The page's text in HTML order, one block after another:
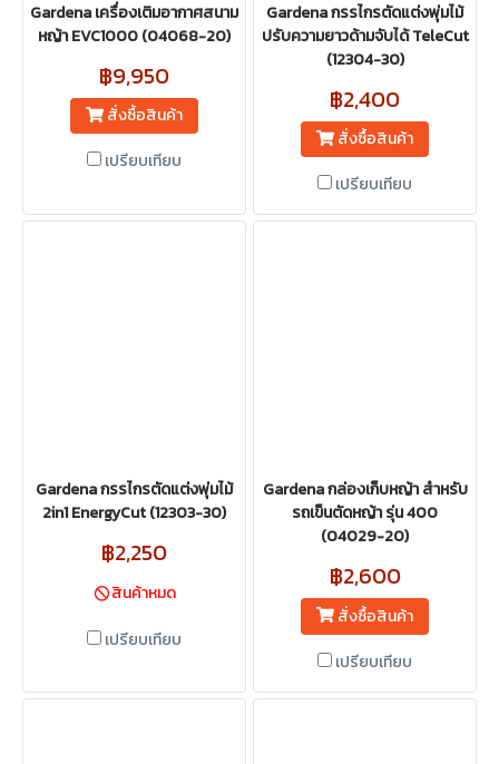
Gardena เครื่องเติมอากาศสนาม
หญ้า EVC1000 (04068-20)
฿9,950
สั่งซื้อสินค้า
เปรียบเทียบ
Gardena กรรไกรตัดแต่งพุ่มไม้
ปรับความยาวด้ามจับได้ TeleCut
(12304-30)
฿2,400
สั่งซื้อสินค้า
เปรียบเทียบ
Gardena กรรไกรตัดแต่งพุ่มไม้
2in1 EnergyCut (12303-30)
฿2,250
สินค้าหมด
เปรียบเทียบ
Gardena กล่องเก็บหญ้า สำหรับ
รถเข็นตัดหญ้า รุ่น 400
(04029-20)
฿2,600
สั่งซื้อสินค้า
เปรียบเทียบ